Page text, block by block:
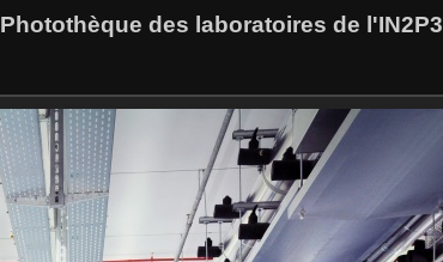
Photothèque des laboratoires de l'IN2P3